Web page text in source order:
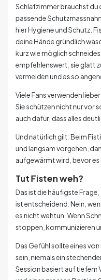
Schlafzimmer brauchst du
passende
hier Hygiene und Schutz.
deine Hände gründlich
kurz wie möglich
empfehlenswert, sie glatt
vermeiden und es so
Viele Fans verwenden
Sie schützen nicht nur vor
auch dafür, dass alles
Und natürlich gilt: Beim
und langsam vorgehen,
aufgewärmt wird, bevor es
Tut Fisten weh?
Das ist die häufigste
ist entscheidend: Nein,
es nicht wehtun. Wenn
stoppen, kommunizieren
Das Gefühl sollte eines
sein, niemals ein
Session basiert auf tiefem